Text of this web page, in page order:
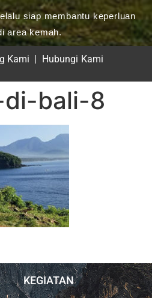
siap membantu keperluan
area kemah.
Kami Hubungi Kami
bali-8
KEGIATAN